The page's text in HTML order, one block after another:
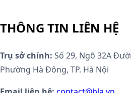
THÔNG TIN LIÊN HỆ
Trụ sở chính: Số 29, Ngõ 32A
Phường Hà Đông, TP. Hà Nội